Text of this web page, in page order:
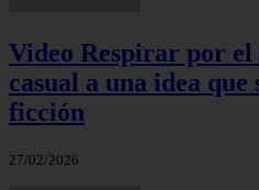
Video Respirar por
casual a una idea que
ficción
27/02/2026